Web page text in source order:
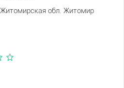
обл. Житомир